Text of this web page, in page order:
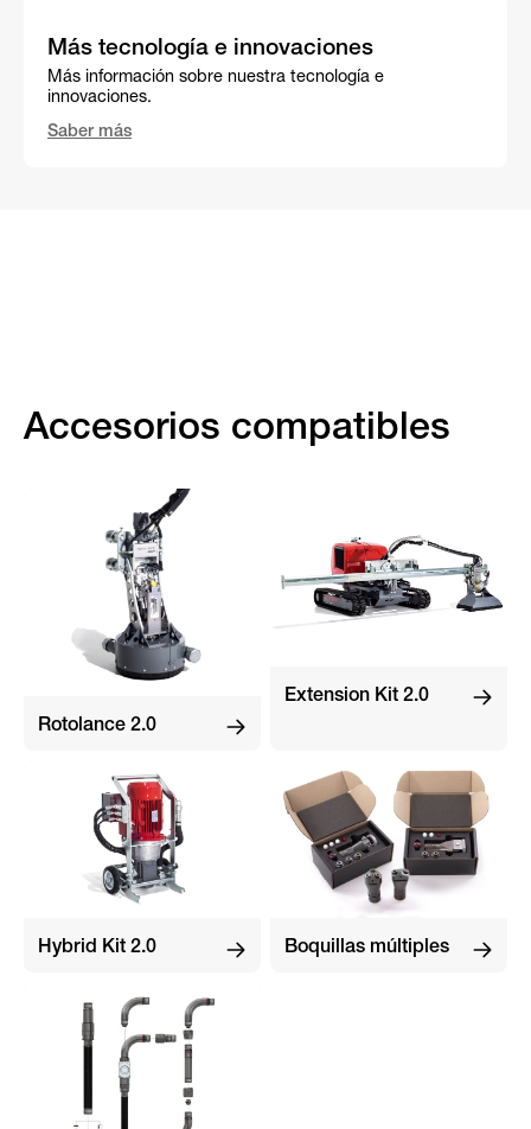
Más tecnología e innovaciones
Más información sobre nuestra tecnología e
innovaciones.
Saber más
Accesorios compatibles
Rotolance 2.0
Extension Kit 2.0
Hybrid Kit 2.0 Boquillas múltiples